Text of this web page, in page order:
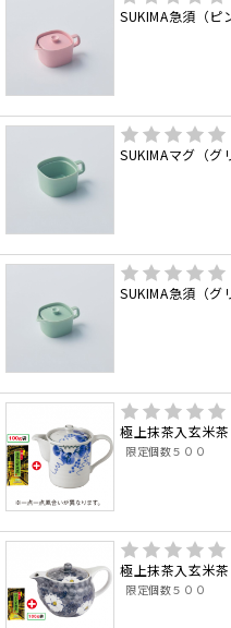
SUKIMA急須（ピ
SUKIMAマグ（グ
SUKIMA急須（グ
極上抹茶入玄米
限定個数５００
極上抹茶入玄米
限定個数５００